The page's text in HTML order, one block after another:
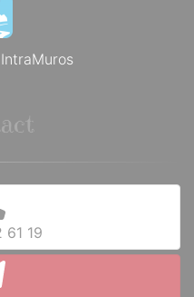
61 19